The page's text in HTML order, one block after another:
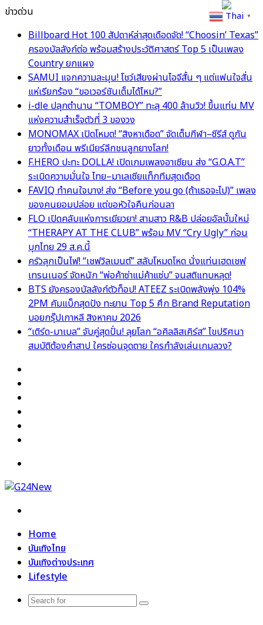
ข่าวด่วน
Billboard Hot 100 สัปดาห์ล่าสุดเดือดจัด! “Choosin’ Texas”
ครองบัลลังก์ต่อ พร้อมสร้างประวัติศาสตร์ Top 5 เป็นเพลง
Country ยกแผง
SAMUI แจกความละมุน! โชว์เสียงผ่านไอจีสั้น ๆ แต่แฟนใจสั่น
แห่เรียกร้อง “ขอเวอร์ชันเต็มได้ไหม?”
i-dle ปลุกตำนาน “TOMBOY” ทะลุ 400 ล้านวิว! ขึ้นแท่น MV
แห่งความสำเร็จตัวที่ 3 ของวง
MONOMAX เปิดโหมด! “สิงหาเดือด” จัดเต็มกีฬา–ซีรีส์ ดูกัน
ยาวทั้งเดือน พรีเมียร์ลีกชนลูกยางโลก!
F.HERO ปะทะ DOLLA! เปิดเกมเพลงอาเซียน ส่ง “G.O.A.T”
ระเบิดความมั่นใจ ไทย–มาเลเซียแท็กทีมสุดเดือด
FAVIQ ทำคนใจบาง! ส่ง “Before you go (ถ้าเธอจะไป)” เพลง
ของคนยอมปล่อย แต่ขอหัวใจคืนก่อนลา
FLO เปิดคลับแห่งการเยียวยา! สามสาว R&B ปล่อยอัลบั้มใหม่
“THERAPY AT THE CLUB” พร้อม MV “Cry Ugly” ก่อน
บุกไทย 29 ส.ค.นี้
ครัวลุกเป็นไฟ! “เชฟวิลเมนต์” สลับโหมดโหด นั่งแท่นเฮดเชฟ
เทรนเนอร์ จัดหนัก “พ่อค้าซ่าแม่ค้าแซ่บ” จนสติแทบหลุด!
BTS ยังครองบัลลังก์ตัวท็อป! ATEEZ ระเบิดพลังพุ่ง 104%
2PM คัมแบ็กสุดปัง ทะยาน Top 5 ศึก Brand Reputation
บอยกรุ๊ปเกาหลี สิงหาคม 2026
“เติร์ด-มาเบล” จับคู่สุดปั่น! ลุยโลก “อคิลลิสเคิร์ส” ไขปริศนา
สมบัติต้องคำสาป ใครซ่อนจุดตาย ใครกำลังเล่นเกมลวง?
Home
บันเทิงไทย
บันเทิงต่างประเทศ
Lifestyle
Search
Thai ▼